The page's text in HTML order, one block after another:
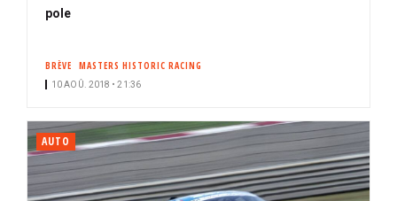
pole
BRÈVE MASTERS HISTORIC RACING
10 AOÛ. 2018 • 21:36
AUTO